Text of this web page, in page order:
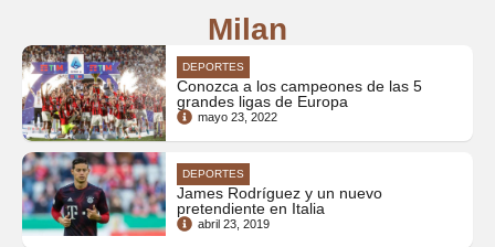
Milan
DEPORTES
Conozca a los campeones de las 5
grandes ligas de Europa
mayo 23, 2022
DEPORTES
James Rodríguez y un nuevo
pretendiente en Italia
abril 23, 2019